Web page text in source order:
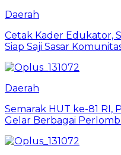
Daerah
Cetak Kader Edukator,
Siap Saji Sasar
Daerah
Semarak HUT ke-81 RI,
Gelar Berbagai